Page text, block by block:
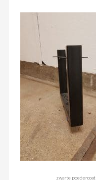
zwarte poedercoat